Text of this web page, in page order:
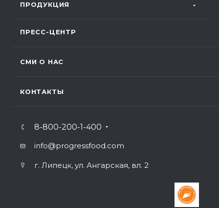
ПРОДУКЦИЯ
ПРЕСС-ЦЕНТР
СМИ О НАС
КОНТАКТЫ
8-800-200-1-400
info@progressfood.com
г. Липецк, ул. Ангарская, вл. 2